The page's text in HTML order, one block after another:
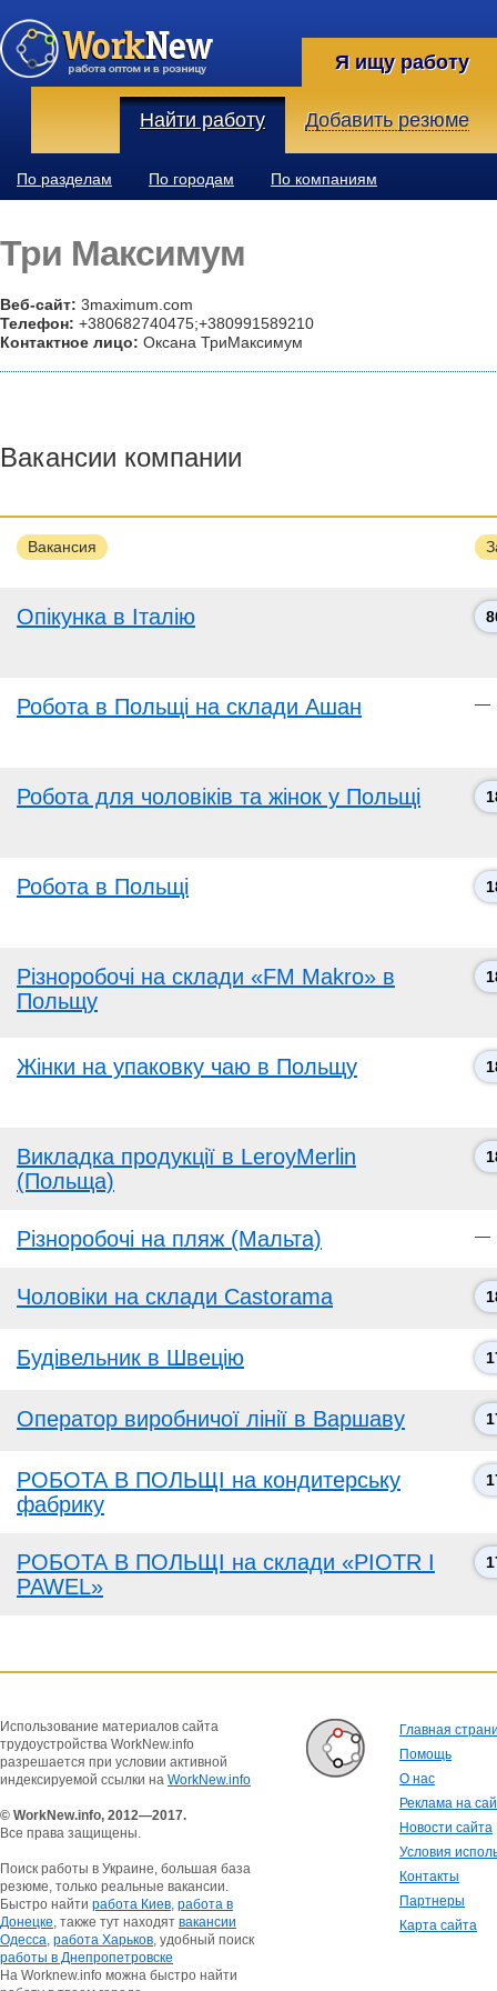
Я ищу работу
Найти работу Добавить резюме
По разделам По городам По компаниям
Три Максимум
Веб-сайт: 3maximum.com
Телефон: +380682740475;+380991589210
Контактное лицо: Оксана ТриМаксимум
Вакансии компании
Вакансия
Опікунка в Італію
Робота в Польщі на склади Ашан —
Робота для чоловіків та жінок у Польщі
Робота в Польщі
Різноробочі на склади «FM Makro» в
Польщу
Жінки на упаковку чаю в Польщу
Викладка продукції в LeroyMerlin
(Польща)
Різноробочі на пляж (Мальта) —
Чоловіки на склади Castorama
Будівельник в Швецію
Оператор виробничої лінії в Варшаву
РОБОТА В ПОЛЬЩІ на кондитерську
фабрику
РОБОТА В ПОЛЬЩІ на склади «PIOTR I
PAWEL»
Использование материалов сайта
трудоустройства WorkNew.info
разрешается при условии активной
индексируемой ссылки на WorkNew.info
© WorkNew.info, 2012—2017.
Все права защищены.
Поиск работы в Украине, большая база
резюме, только реальные вакансии.
Быстро найти работа Киев, работа в
Донецке, также тут находят вакансии
Одесса, работа Харьков, удобный поиск
работы в Днепропетровске
На Worknew.info можна быстро найти
Главная
Помощь
О нас
Реклама на
Новости сайта
Условия
Контакты
Партнеры
Карта сайта